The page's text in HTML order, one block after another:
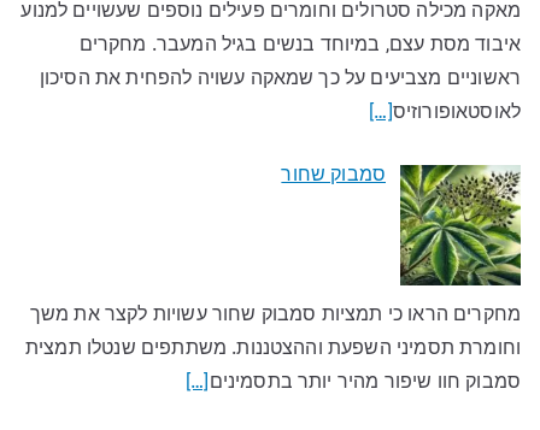
מאקה מכילה סטרולים וחומרים פעילים נוספים שעשויים למנוע
איבוד מסת עצם, במיוחד בנשים בגיל המעבר. מחקרים
ראשוניים מצביעים על כך שמאקה עשויה להפחית את הסיכון
לאוסטאופורוזיס[…]
סמבוק שחור
מחקרים הראו כי תמציות סמבוק שחור עשויות לקצר את משך
וחומרת תסמיני השפעת וההצטננות. משתתפים שנטלו תמצית
סמבוק חוו שיפור מהיר יותר בתסמינים[…]